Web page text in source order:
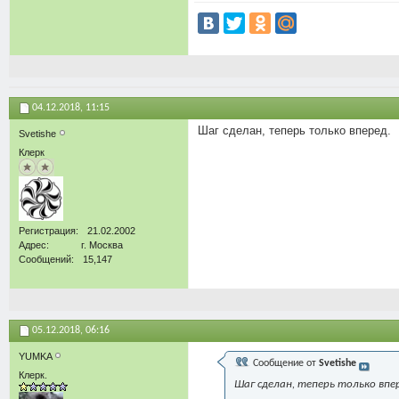
04.12.2018, 11:15
Svetishe
Клерк
Регистрация
21.02.2002
Адрес
г. Москва
Сообщений
15,147
Шаг сделан, теперь только вперед.
05.12.2018, 06:16
YUMKA
Клерк.
Сообщение от Svetishe
Шаг сделан, теперь только